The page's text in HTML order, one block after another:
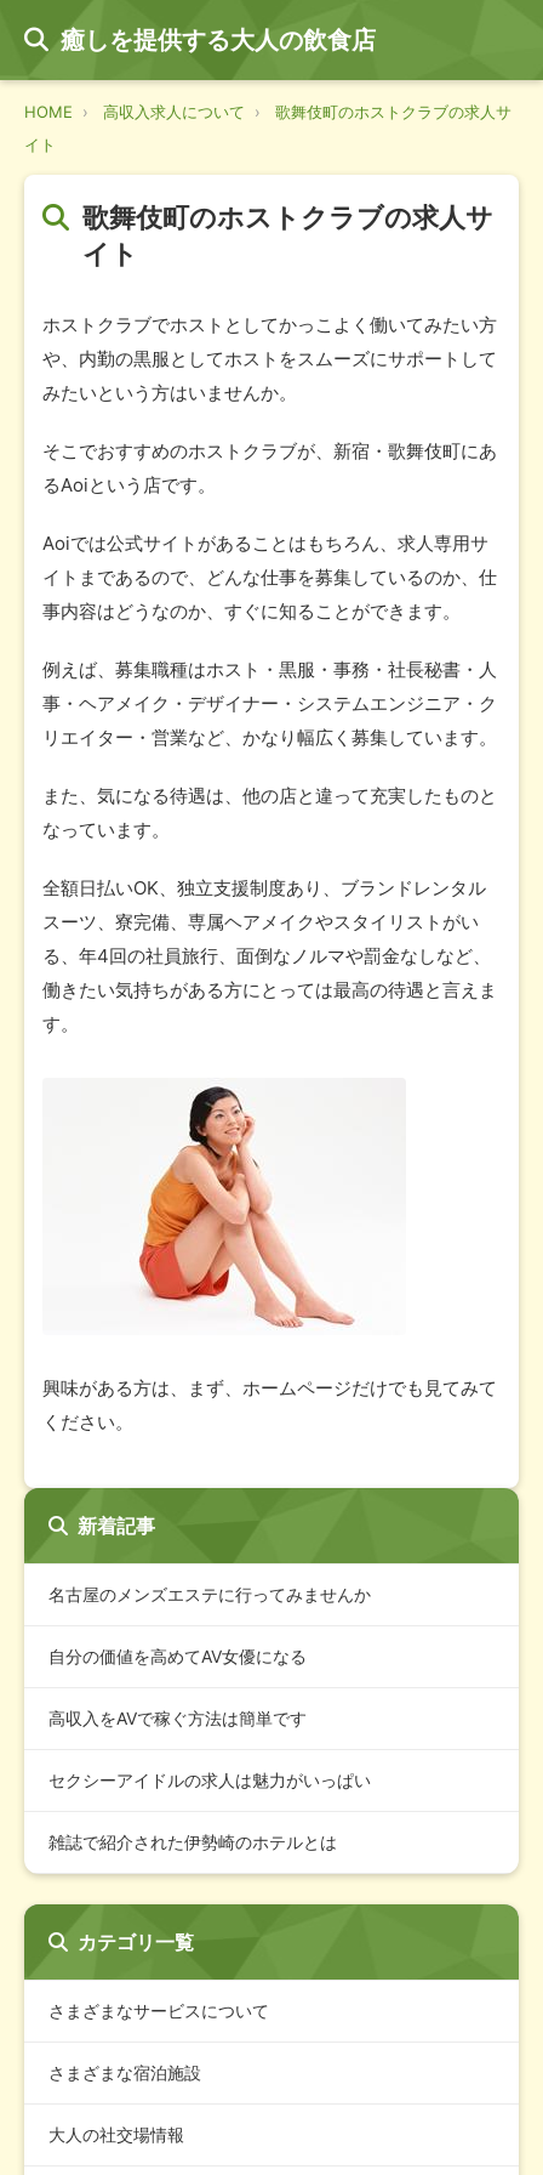
癒しを提供する大人の飲食店
HOME 高収入求人について
歌舞伎町のホストクラブの求人サ
イト
歌舞伎町のホストクラブの求人サ
イト
ホストクラブでホストとしてかっこよく働いてみたい方
や、内勤の黒服としてホストをスムーズにサポートして
みたいという方はいませんか。
そこでおすすめのホストクラブが、新宿・歌舞伎町にあ
るAoiという店です。
Aoiでは公式サイトがあることはもちろん、求人専用サ
イトまであるので、どんな仕事を募集しているのか、仕
事内容はどうなのか、すぐに知ることができます。
例えば、募集職種はホスト・黒服・事務・社長秘書・人
事・ヘアメイク・デザイナー・システムエンジニア・ク
リエイター・営業など、かなり幅広く募集しています。
また、気になる待遇は、他の店と違って充実したものと
なっています。
全額日払いOK、独立支援制度あり、ブランドレンタル
スーツ、寮完備、専属ヘアメイクやスタイリストがい
る、年4回の社員旅行、面倒なノルマや罰金なしなど、
働きたい気持ちがある方にとっては最高の待遇と言えま
す。
興味がある方は、まず、ホームページだけでも見てみて
ください。
新着記事
名古屋のメンズエステに行ってみませんか
自分の価値を高めてAV女優になる
高収入をAVで稼ぐ方法は簡単です
セクシーアイドルの求人は魅力がいっぱい
雑誌で紹介された伊勢崎のホテルとは
カテゴリ一覧
さまざまなサービスについて
さまざまな宿泊施設
大人の社交場情報